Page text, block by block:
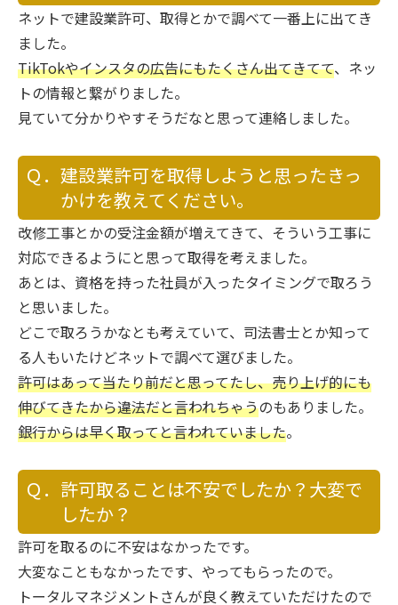
ネットで建設業許可、取得とかで調べて一番上に出てき
ました。
TikTokやインスタの広告にもたくさん出てきてて、ネッ
トの情報と繋がりました。
見ていて分かりやすそうだなと思って連絡しました。
Ｑ．建設業許可を取得しようと思ったきっ
かけを教えてください。
改修工事とかの受注金額が増えてきて、そういう工事に
対応できるようにと思って取得を考えました。
あとは、資格を持った社員が入ったタイミングで取ろう
と思いました。
どこで取ろうかなとも考えていて、司法書士とか知って
る人もいたけどネットで調べて選びました。
許可はあって当たり前だと思ってたし、売り上げ的にも
伸びてきたから違法だと言われちゃうのもありました。
銀行からは早く取ってと言われていました。
Ｑ．許可取ることは不安でしたか？大変で
したか？
許可を取るのに不安はなかったです。
大変なこともなかったです、やってもらったので。
トータルマネジメントさんが良く教えていただけたので